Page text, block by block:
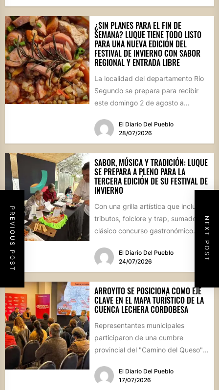
PREVIOUS POST NEXT POST
¿SIN PLANES PARA EL FIN DE
SEMANA? LUQUE TIENE TODO LISTO
PARA UNA NUEVA EDICIÓN DEL
FESTIVAL DE INVIERNO CON SABOR
REGIONAL Y ENTRADA LIBRE
La localidad del departamento Río
Segundo se prepara para recibir
este domingo 2 de agosto a
El Diario Del Pueblo
28/07/2026
SABOR, MÚSICA Y TRADICIÓN: LUQUE
SE PREPARA A PLENO PARA LA
TERCERA EDICIÓN DE SU FESTIVAL DE
INVIERNO
Con una grilla artística que incluye
tributos, folclore y trap, sumado al
clásico concurso gastronómico
celebrará...El Diario Del Pueblo
24/07/2026
ARROYITO SE POSICIONA COMO EJE
CLAVE EN EL MAPA TURÍSTICO DE LA
CUENCA LECHERA CORDOBESA
Representantes municipales
participaron de una cumbre
provincial del "Camino del Queso",
identidad productiva y...
El Diario Del Pueblo
17/07/2026